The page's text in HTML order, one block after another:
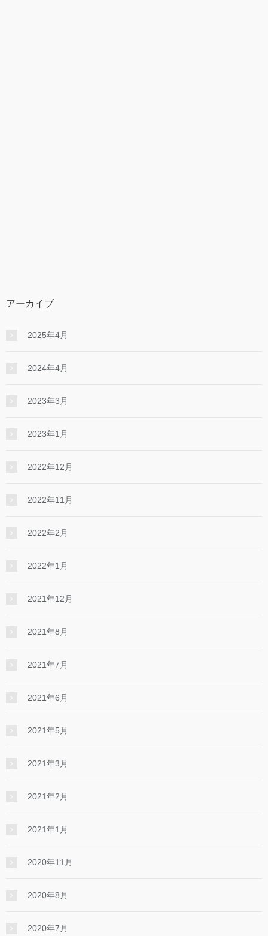
アーカイブ
2025年4月
2024年4月
2023年3月
2023年1月
2022年12月
2022年11月
2022年2月
2022年1月
2021年12月
2021年8月
2021年7月
2021年6月
2021年5月
2021年3月
2021年2月
2021年1月
2020年11月
2020年8月
2020年7月